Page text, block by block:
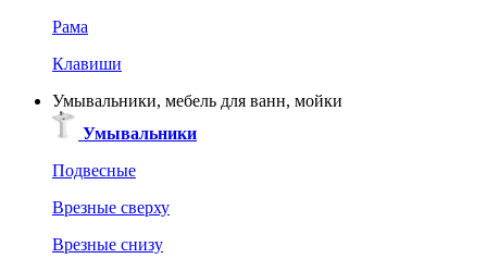
Рама
Клавиши
Умывальники, мебель для ванн, мойки
Умывальники
Подвесные
Врезные сверху
Врезные снизу